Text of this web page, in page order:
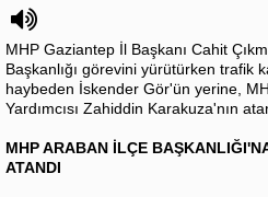
MHP Gaziantep İl Başkanı Cahit
Başkanlığı görevini yürütürken trafik
haybeden İskender Gör'ün yerine,
Yardımcısı Zahiddin Karakuza'nın
MHP ARABAN İLÇE
ATANDI